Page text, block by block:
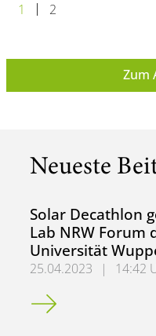
1 2
Zum
Neueste
Solar Decathlon
Lab NRW Forum
Universität
25.04.2023 |
14:42
Solar Decathlon